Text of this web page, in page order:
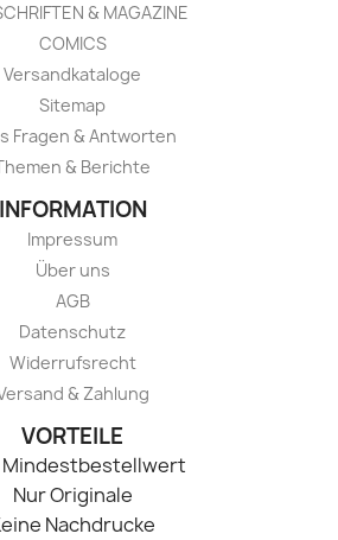
& MAGAZINE
COMICS
Versandkataloge
Sitemap
Fragen & Antworten
& Berichte
INFORMATION
Impressum
Über uns
AGB
Datenschutz
Widerrufsrecht
& Zahlung
VORTEILE
Mindestbestellwert
Nur Originale
Nachdrucke